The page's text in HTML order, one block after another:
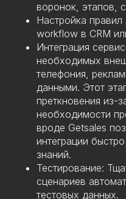
воронок, этапов,
Настройка
workflow в CRM
Интеграция
необходимых
телефония,
данными. Этот
преткновения из-
необходимости
вроде Getsales
интеграции
знаний.
Тестирование:
сценариев
тестовых данных.